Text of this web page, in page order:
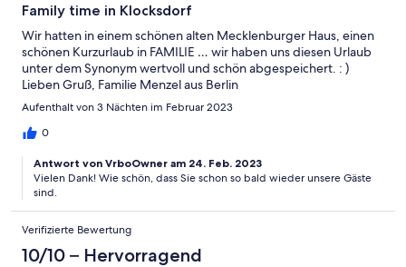
Family time in Klocksdorf
Wir hatten in einem schönen alten Mecklenburger Haus, einen
schönen Kurzurlaub in FAMILIE … wir haben uns diesen Urlaub
unter dem Synonym wertvoll und schön abgespeichert. : )
Lieben Gruß, Familie Menzel aus Berlin
Aufenthalt von 3 Nächten im Februar 2023
0
Antwort von VrboOwner am 24. Feb. 2023
Vielen Dank! Wie schön, dass Sie schon so bald wieder unsere Gäste
sind.
Verifizierte Bewertung
10/10 – Hervorragend